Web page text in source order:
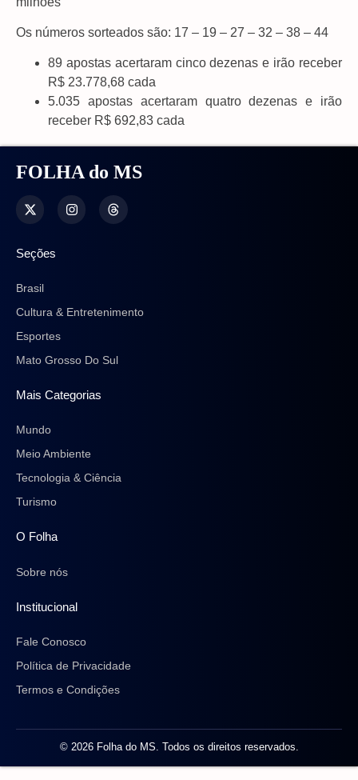
Os números sorteados são: 17 – 19 – 27 – 32 – 38 – 44
89 apostas acertaram cinco dezenas e irão receber
R$ 23.778,68 cada
5.035 apostas acertaram quatro dezenas e irão
receber R$ 692,83 cada
FOLHA do MS
Seções
Brasil
Cultura & Entretenimento
Esportes
Mato Grosso Do Sul
Mais Categorias
Mundo
Meio Ambiente
Tecnologia & Ciência
Turismo
O Folha
Sobre nós
Institucional
Fale Conosco
Política de Privacidade
Termos e Condições
© 2026 Folha do MS. Todos os direitos reservados.